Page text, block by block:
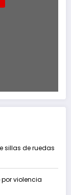
sillas de ruedas
violencia